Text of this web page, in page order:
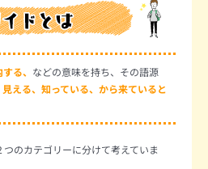
る、 などの意味を持ち、その語源
見える、知っている、から来ていると
のカテゴリーに分けて考えていま